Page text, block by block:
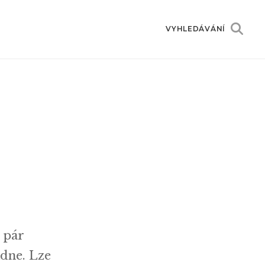
VYHLEDÁVÁNÍ
pár
Lze